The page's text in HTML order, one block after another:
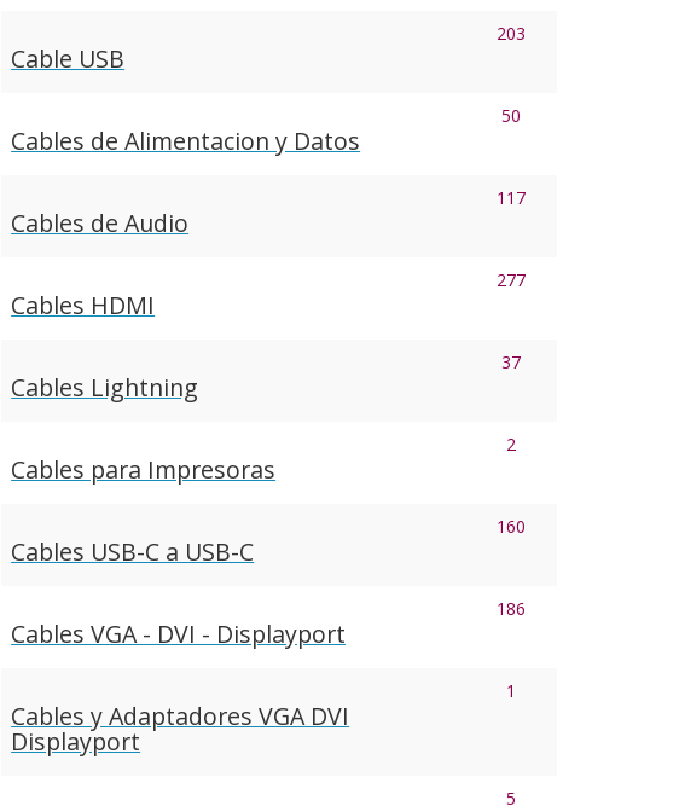
Cable USB
203
Cables de Alimentacion y Datos
50
Cables de Audio
117
Cables HDMI
277
Cables Lightning
37
Cables para Impresoras
2
Cables USB-C a USB-C
160
Cables VGA - DVI - Displayport
186
Cables y Adaptadores VGA DVI
Displayport
1
5